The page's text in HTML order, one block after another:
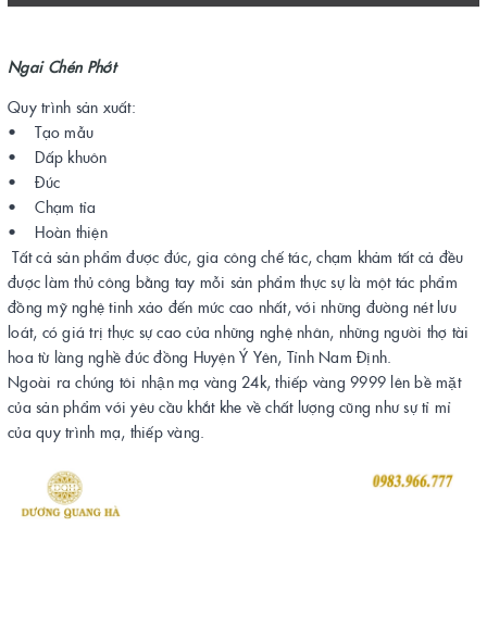
Ngai Chén Phớt
Quy trình sản xuất:
• Tạo mẫu
• Dấp khuôn
• Đúc
• Chạm tỉa
• Hoàn thiện
Tất cả sản phẩm được đúc, gia công chế tác, chạm khảm tất cả đều
được làm thủ công bằng tay mỗi sản phẩm thực sự là một tác phẩm
đồng mỹ nghệ tinh xảo đến mức cao nhất, với những đường nét lưu
loát, có giá trị thực sự cao của những nghệ nhân, những người thợ tài
hoa từ làng nghề đúc đồng Huyện Ý Yên, Tỉnh Nam Định.
Ngoài ra chúng tôi nhận mạ vàng 24k, thiếp vàng 9999 lên bề mặt
của sản phẩm với yêu cầu khắt khe về chất lượng cũng như sự tỉ mỉ
của quy trình mạ, thiếp vàng.